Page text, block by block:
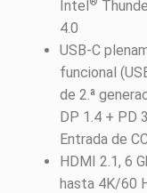
Intel
4.0
USB-C
funcional
de 2.ª
DP 1.4 + PD
Entrada de
HDMI 2.1, 6
hasta 4K/60